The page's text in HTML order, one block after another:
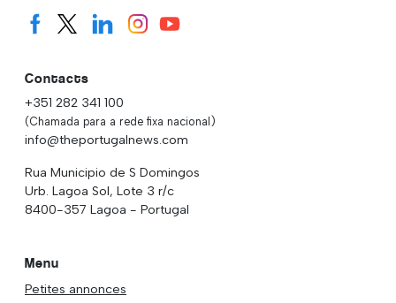
Contacts
+351 282 341 100
(Chamada para a rede fixa nacional)
info@theportugalnews.com
Rua Municipio de S Domingos
Urb. Lagoa Sol, Lote 3 r/c
8400-357 Lagoa - Portugal
Menu
Petites annonces